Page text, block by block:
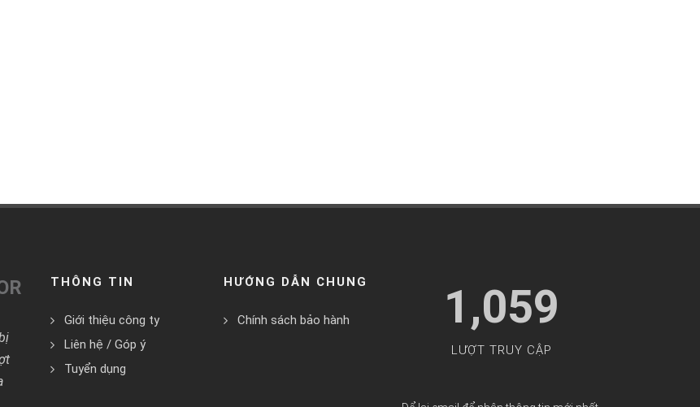
THÔNG TIN
Giới thiệu công ty
Liên hệ / Góp ý
Tuyển dụng
HƯỚNG DẪN CHUNG
Chính sách bảo hành 1,059
LƯỢT TRUY CẬP